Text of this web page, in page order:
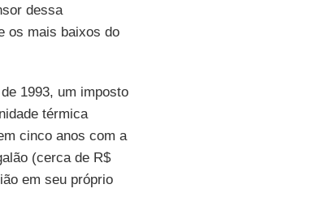
dessa
os mais baixos do
1993, um imposto
térmica
cinco anos com a
(cerca de R$
em seu próprio